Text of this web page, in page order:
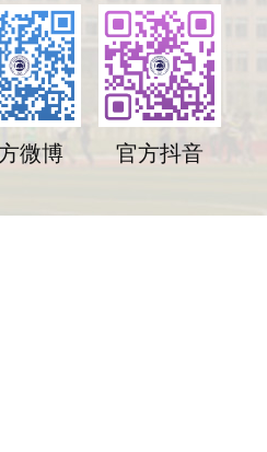
微博 官方抖音